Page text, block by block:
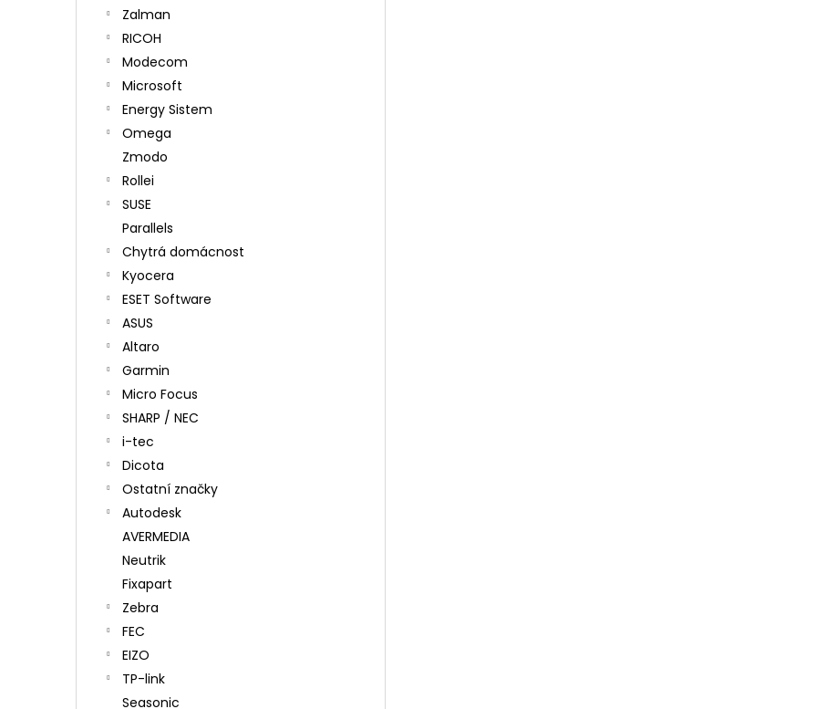
Zalman
RICOH
Modecom
Microsoft
Energy Sistem
Omega
Zmodo
Rollei
SUSE
Parallels
Chytrá domácnost
Kyocera
ESET Software
ASUS
Altaro
Garmin
Micro Focus
SHARP / NEC
i-tec
Dicota
Ostatní značky
Autodesk
AVERMEDIA
Neutrik
Fixapart
Zebra
FEC
EIZO
TP-link
Seasonic